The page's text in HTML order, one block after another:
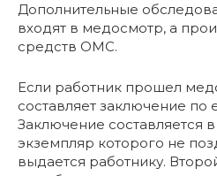
Дополнительные
входят в медосмотр, а
средств ОМС.
Если работник прошел
составляет заключение по
Заключение составляется
экземпляр которого не
выдается работнику.